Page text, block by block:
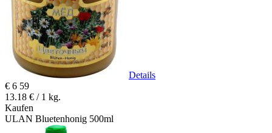
Details
€ 6 59
13.18 € / 1 kg.
Kaufen
ULAN Bluetenhonig 500ml